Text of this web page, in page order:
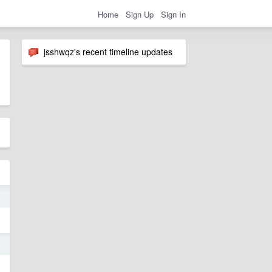
Home Sign Up Sign In
jsshwqz's recent timeline updates